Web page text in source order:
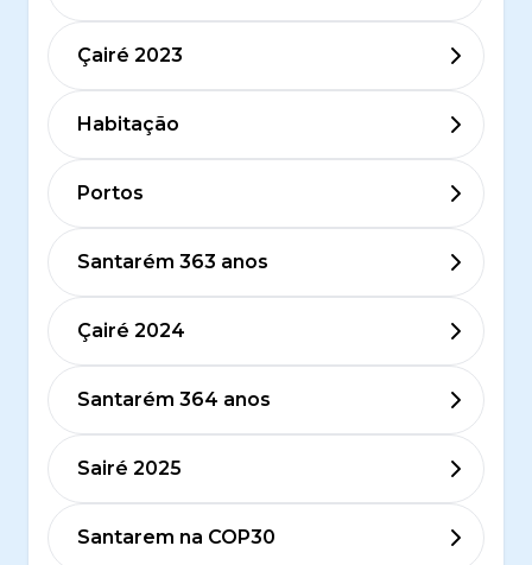
Çairé 2023
Habitação
Portos
Santarém 363 anos
Çairé 2024
Santarém 364 anos
Sairé 2025
Santarem na COP30